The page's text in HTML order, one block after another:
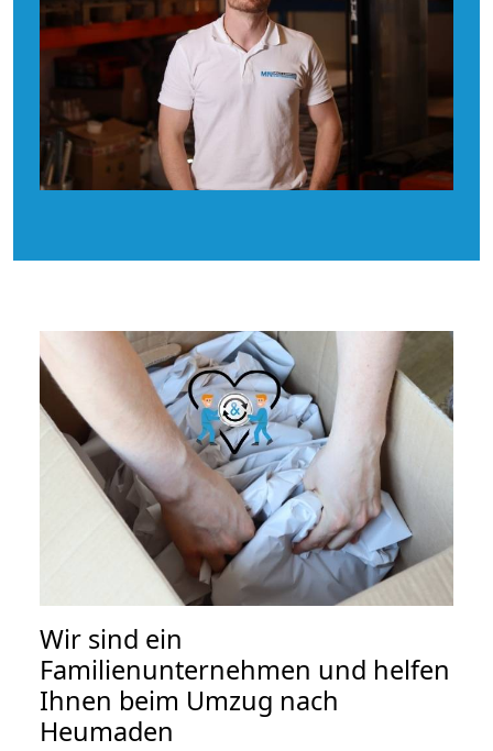
Wir sind ein
Familienunternehmen und helfen
Ihnen beim Umzug nach
Heumaden